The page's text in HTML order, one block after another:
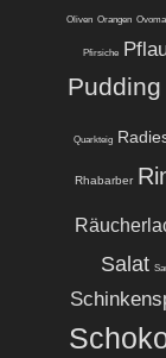
Oliven Orangen
Pfirsiche
Pudding
Quarkteig
Rhabarber
Salat